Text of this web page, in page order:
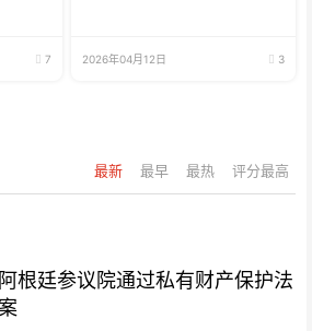
7 2026年04月12日 3
最新 最早 最热 评分最高
阿根廷参议院通过私有财产保护法
案